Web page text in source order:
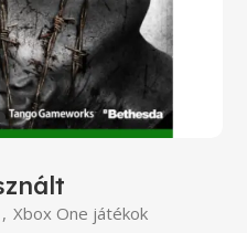
, Xbox One játékok